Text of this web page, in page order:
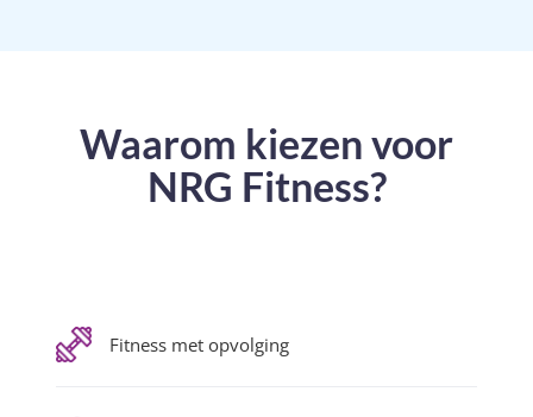
Waarom kiezen voor
NRG Fitness?
Fitness met opvolging